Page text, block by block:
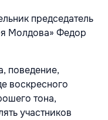
председатель
Молдова» Федор
поведение,
воскресного
тона,
участников